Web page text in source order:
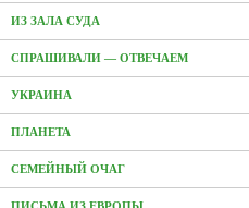
ИЗ ЗАЛА СУДА
СПРАШИВАЛИ — ОТВЕЧАЕМ
УКРАИНА
ПЛАНЕТА
СЕМЕЙНЫЙ ОЧАГ